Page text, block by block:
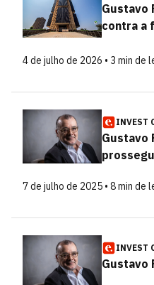
Gustavo
contra a
4 de julho de 2026 • 3 min de
INVEST
Gustavo
7 de julho de 2025 • 8 min de
INVEST
Gustavo